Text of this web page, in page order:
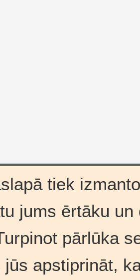
tiek
jums ērtāku
pārlūka
jūs apstiprināt,